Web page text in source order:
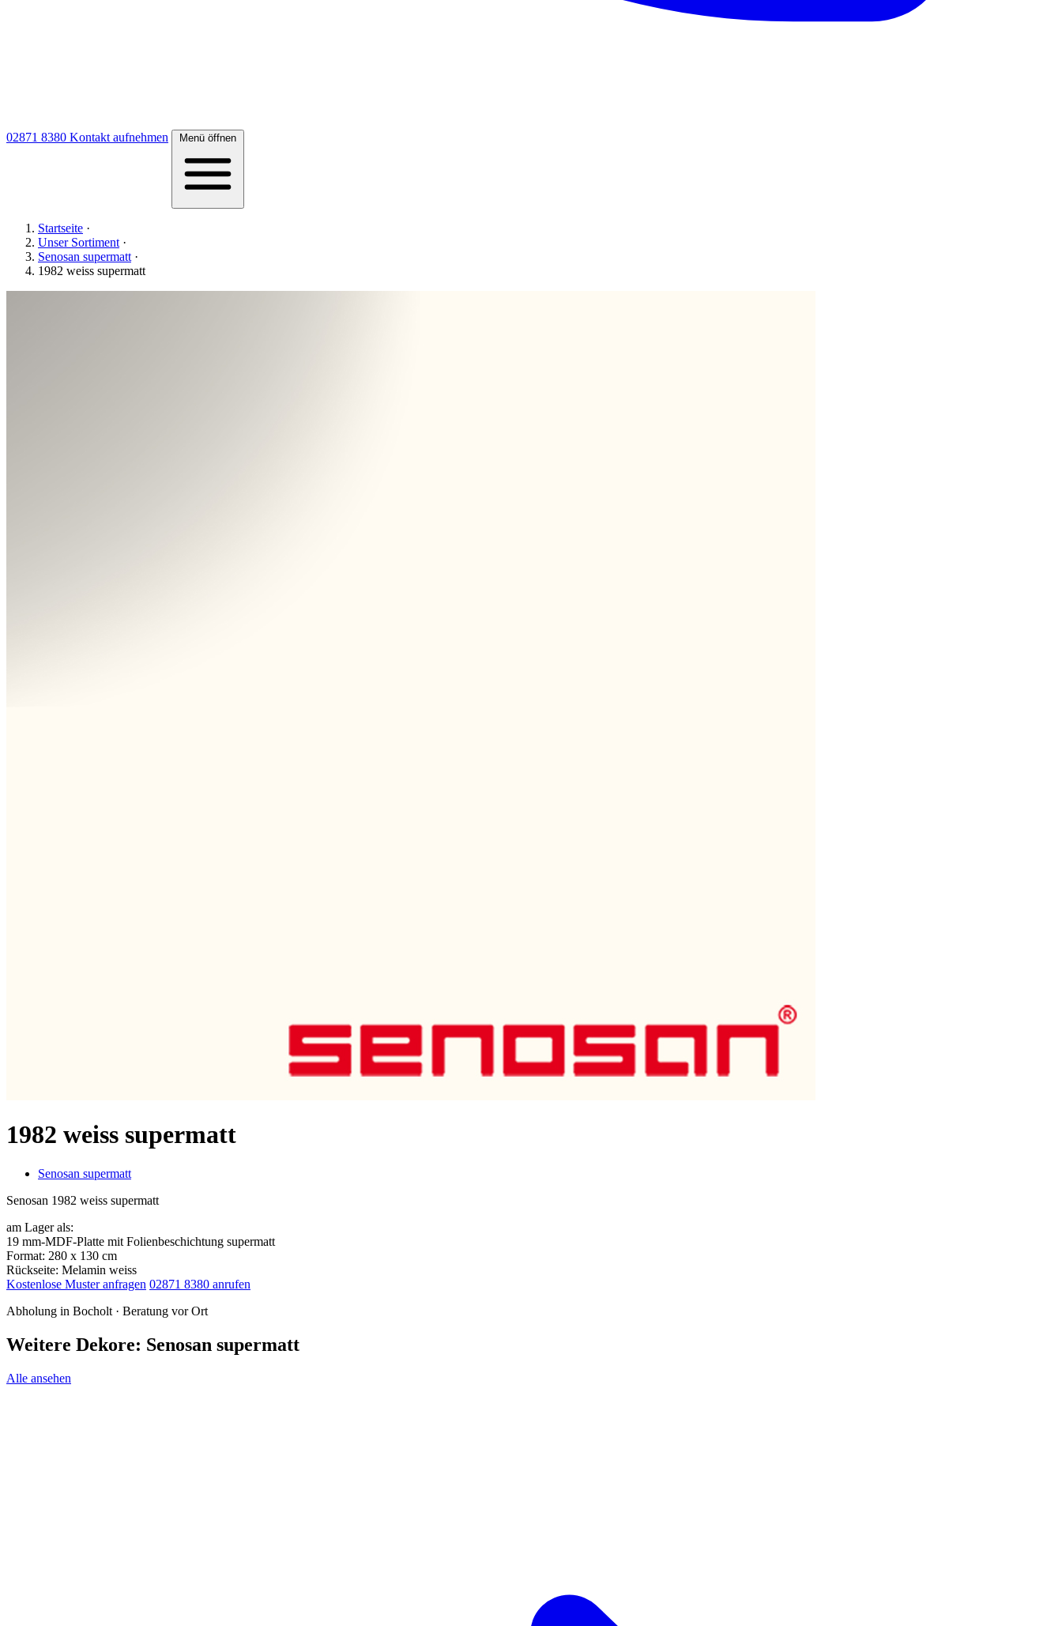
02871 8380 Kontakt aufnehmen Menü öffnen
Startseite ·
Unser Sortiment ·
Senosan supermatt ·
1982 weiss supermatt
1982 weiss supermatt
Senosan supermatt
Senosan 1982 weiss supermatt
am Lager als:
19 mm-MDF-Platte mit Folienbeschichtung supermatt
Format: 280 x 130 cm
Rückseite: Melamin weiss
Kostenlose Muster anfragen 02871 8380 anrufen
Abholung in Bocholt · Beratung vor Ort
Weitere Dekore: Senosan supermatt
Alle ansehen